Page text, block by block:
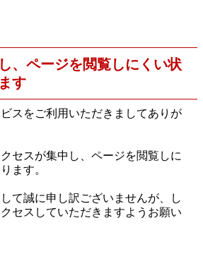
、ページを閲覧しにくい状
す
スをご利用いただきましてありが
セスが集中し、ページを閲覧しに
ます。
て誠に申し訳ございませんが、し
セスしていただきますようお願い